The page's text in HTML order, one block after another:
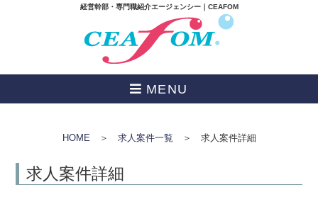
経営幹部・専門職紹介エージェンシー｜CEAFOM
MENU
HOME ＞ 求人案件一覧 ＞ 求人案件詳細
求人案件詳細